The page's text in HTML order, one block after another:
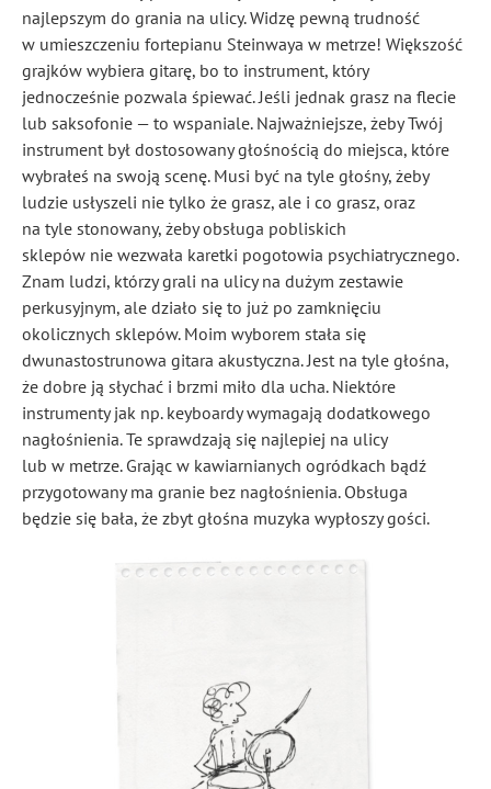
najlepszym do grania na ulicy. Widzę pewną trudność
w umieszczeniu fortepianu Steinwaya w metrze! Większość
grajków wybiera gitarę, bo to instrument, który
jednocześnie pozwala śpiewać. Jeśli jednak grasz na flecie
lub saksofonie — to wspaniale. Najważniejsze, żeby Twój
instrument był dostosowany głośnością do miejsca, które
wybrałeś na swoją scenę. Musi być na tyle głośny, żeby
ludzie usłyszeli nie tylko że grasz, ale i co grasz, oraz
na tyle stonowany, żeby obsługa pobliskich
sklepów nie wezwała karetki pogotowia psychiatrycznego.
Znam ludzi, którzy grali na ulicy na dużym zestawie
perkusyjnym, ale działo się to już po zamknięciu
okolicznych sklepów. Moim wyborem stała się
dwunastostrunowa gitara akustyczna. Jest na tyle głośna,
że dobre ją słychać i brzmi miło dla ucha. Niektóre
instrumenty jak np. keyboardy wymagają dodatkowego
nagłośnienia. Te sprawdzają się najlepiej na ulicy
lub w metrze. Grając w kawiarnianych ogródkach bądź
przygotowany ma granie bez nagłośnienia. Obsługa
będzie się bała, że zbyt głośna muzyka wypłoszy gości.